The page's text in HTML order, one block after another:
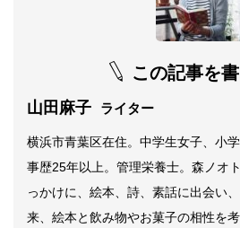
この記事を
山田麻子 ライター
横浜市青葉区在住。中学生女子、小
事歴25年以上。管理栄養士。森ノオ
っかけに、絵本、詩、素話に出会い
来、絵本と飲み物やお菓子の相性を